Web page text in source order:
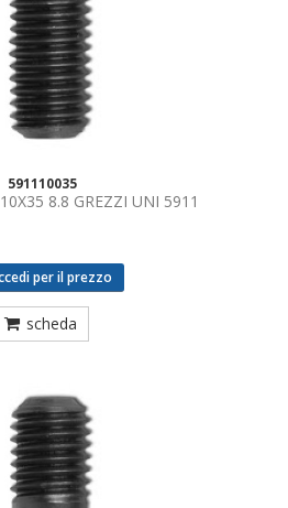
591110035
8.8 GREZZI UNI 5911
per il prezzo
scheda